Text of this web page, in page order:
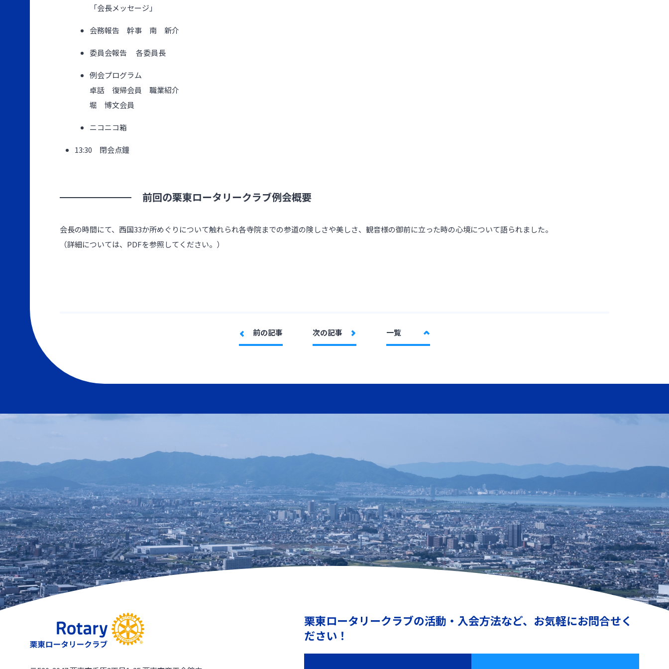
「会長メッセージ」
会務報告 幹事 南 新介
委員会報告 各委員長
例会プログラム
卓話 復帰会員 職業紹介
堀 博文会員
ニコニコ箱
13:30 閉会点鐘
前回の栗東ロータリークラブ例会概要
会長の時間にて、西国33か所めぐりについて触れられ各寺院までの参道の険しさや美しさ、観音様の御前に立った時の心境について語られました。
（詳細については、PDFを参照してください。）
前の記事 次の記事 一覧
栗東ロータリークラブの活動・入会方法など、お気軽にお問合せく
ださい！